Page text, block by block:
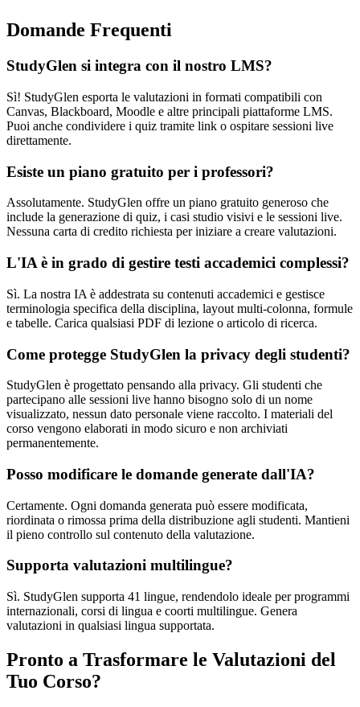
Domande Frequenti
StudyGlen si integra con il nostro LMS?
Sì! StudyGlen esporta le valutazioni in formati compatibili con
Canvas, Blackboard, Moodle e altre principali piattaforme LMS.
Puoi anche condividere i quiz tramite link o ospitare sessioni live
direttamente.
Esiste un piano gratuito per i professori?
Assolutamente. StudyGlen offre un piano gratuito generoso che
include la generazione di quiz, i casi studio visivi e le sessioni live.
Nessuna carta di credito richiesta per iniziare a creare valutazioni.
L'IA è in grado di gestire testi accademici complessi?
Sì. La nostra IA è addestrata su contenuti accademici e gestisce
terminologia specifica della disciplina, layout multi-colonna, formule
e tabelle. Carica qualsiasi PDF di lezione o articolo di ricerca.
Come protegge StudyGlen la privacy degli studenti?
StudyGlen è progettato pensando alla privacy. Gli studenti che
partecipano alle sessioni live hanno bisogno solo di un nome
visualizzato, nessun dato personale viene raccolto. I materiali del
corso vengono elaborati in modo sicuro e non archiviati
permanentemente.
Posso modificare le domande generate dall'IA?
Certamente. Ogni domanda generata può essere modificata,
riordinata o rimossa prima della distribuzione agli studenti. Mantieni
il pieno controllo sul contenuto della valutazione.
Supporta valutazioni multilingue?
Sì. StudyGlen supporta 41 lingue, rendendolo ideale per programmi
internazionali, corsi di lingua e coorti multilingue. Genera
valutazioni in qualsiasi lingua supportata.
Pronto a Trasformare le Valutazioni del
Tuo Corso?